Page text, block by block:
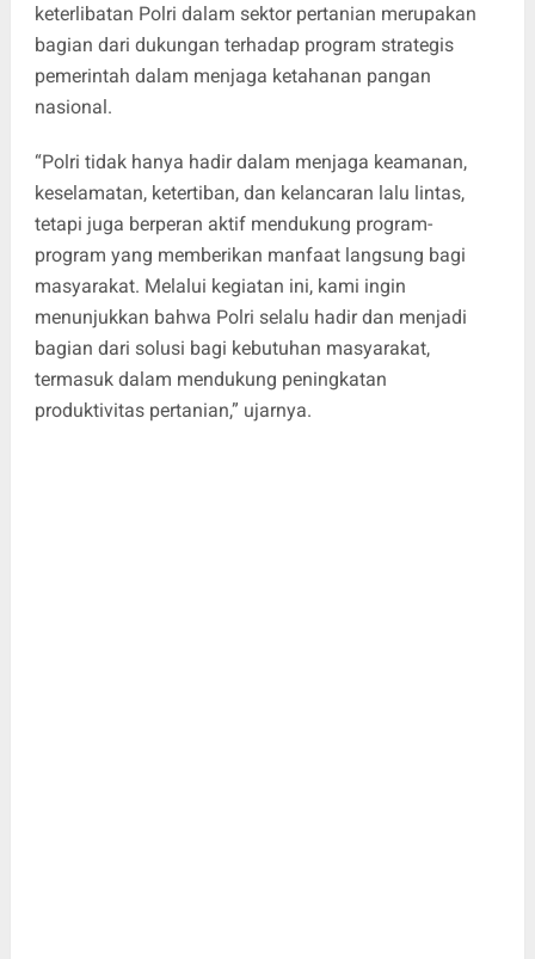
keterlibatan Polri dalam sektor pertanian merupakan
bagian dari dukungan terhadap program strategis
pemerintah dalam menjaga ketahanan pangan
nasional.
“Polri tidak hanya hadir dalam menjaga keamanan,
keselamatan, ketertiban, dan kelancaran lalu lintas,
tetapi juga berperan aktif mendukung program-
program yang memberikan manfaat langsung bagi
masyarakat. Melalui kegiatan ini, kami ingin
menunjukkan bahwa Polri selalu hadir dan menjadi
bagian dari solusi bagi kebutuhan masyarakat,
termasuk dalam mendukung peningkatan
produktivitas pertanian,” ujarnya.